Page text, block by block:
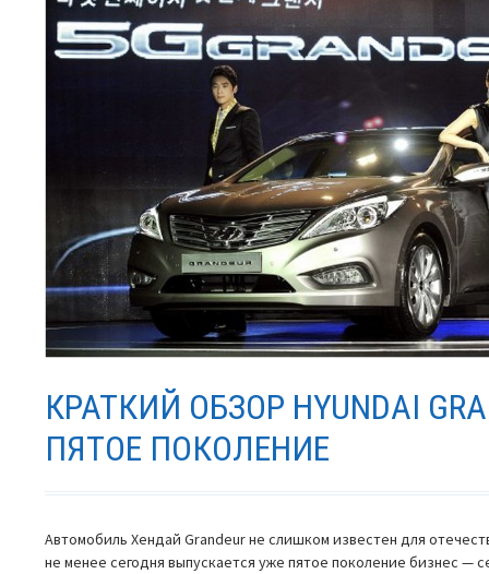
КРАТКИЙ ОБЗОР HYUNDAI
ПЯТОЕ ПОКОЛЕНИЕ
Автомобиль Хендай Grandeur не слишком известен для
не менее сегодня выпускается уже пятое поколение бизнес —